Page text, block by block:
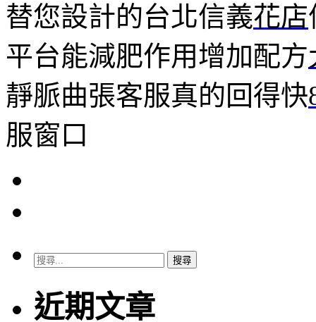
替您設計的台北信義花店
平台能減肥作用增加配方
靜脈曲張客服真的回得快
服窗口
搜
關
鍵
近期文章